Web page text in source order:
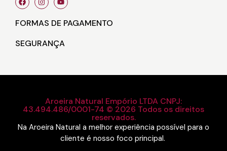
FORMAS DE PAGAMENTO
SEGURANÇA
Aroeira Natural Empório LTDA CNPJ:
43.494.486/0001-74 © 2026 Todos os direitos
reservados.
Na Aroeira Natural a melhor experiência possível para o
cliente é nosso foco principal.